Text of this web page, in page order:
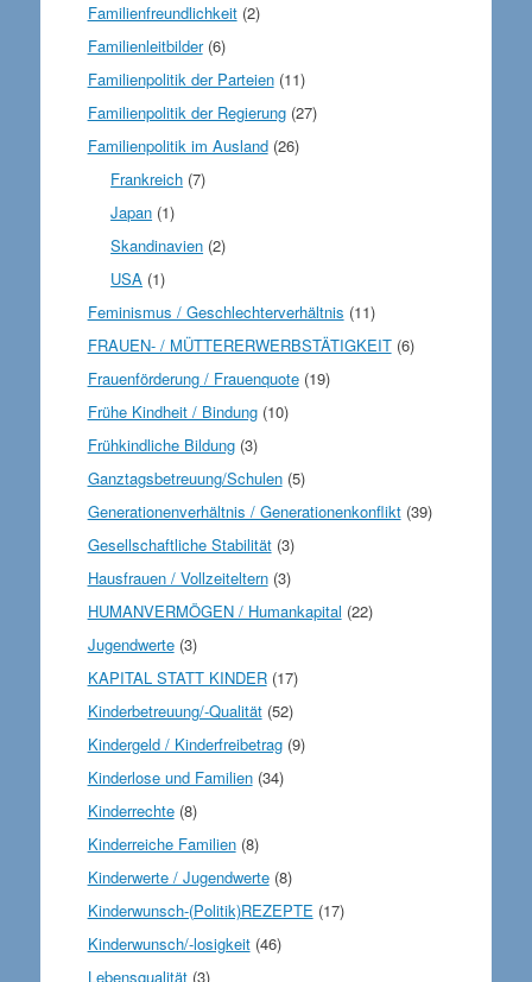
Familienfreundlichkeit(2)
Familienleitbilder(6)
Familienpolitik der Parteien(11)
Familienpolitik der Regierung(27)
Familienpolitik im Ausland(26)
Frankreich (7)
Japan (1)
Skandinavien (2)
USA (1)
Feminismus / Geschlechterverhältnis (11)
FRAUEN- / MÜTTERERWERBSTÄTIGKEIT(6)
Frauenförderung / Frauenquote(19)
Frühe Kindheit / Bindung(10)
Frühkindliche Bildung(3)
Ganztagsbetreuung/Schulen(5)
Generationenverhältnis / Generationenkonflikt(39)
Gesellschaftliche Stabilität(3)
Hausfrauen / Vollzeiteltern(3)
HUMANVERMÖGEN / Humankapital (22)
Jugendwerte(3)
KAPITAL STATT KINDER(17)
Kinderbetreuung/-Qualität(52)
Kindergeld / Kinderfreibetrag(9)
Kinderlose und Familien(34)
Kinderrechte(8)
Kinderreiche Familien(8)
Kinderwerte / Jugendwerte(8)
Kinderwunsch-(Politik)REZEPTE (17)
Kinderwunsch/-losigkeit(46)
Lebensqualität(3)